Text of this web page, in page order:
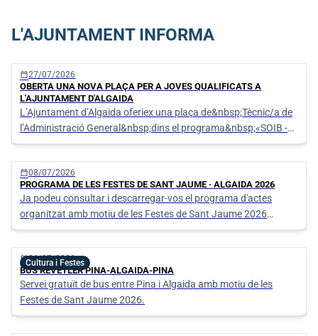
L'AJUNTAMENT INFORMA
calendar_today27/07/2026
OBERTA UNA NOVA PLAÇA PER A JOVES QUALIFICATS A
L'AJUNTAMENT D'ALGAIDA
L’Ajuntament d’Algaida oferiex una plaça de&nbsp;Tècnic/a de
l’Administració General&nbsp;dins el programa&nbsp;«SOIB -
Oportunitats d’Ocupació per a Persones Joves Qualifi
calendar_today08/07/2026
PROGRAMA DE LES FESTES DE SANT JAUME · ALGAIDA 2026
Ja podeu consultar i descarregar-vos el programa d'actes
organitzat amb motiu de les Festes de Sant Jaume 2026
d'Algaida.
Cultura i Festes
calendar_today06/07/2026
BUS REVETLER PINA-ALGAIDA-PINA
Servei gratuït de bus entre Pina i Algaida amb motiu de les
Festes de Sant Jaume 2026.